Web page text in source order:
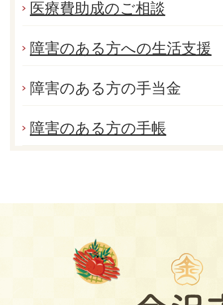
医療費助成のご相談
障害のある方への生活支援
障害のある方の手当金
障害のある方の手帳